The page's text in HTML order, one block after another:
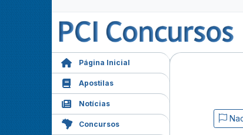
Página Inicial
Apostilas
Notícias
Concursos